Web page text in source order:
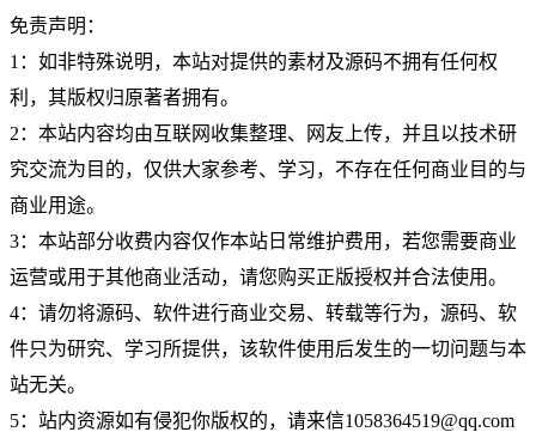
免责声明：
1：如非特殊说明，本站对提供的素材及源码不拥有任何权
利，其版权归原著者拥有。
2：本站内容均由互联网收集整理、网友上传，并且以技术研
究交流为目的，仅供大家参考、学习，不存在任何商业目的与
商业用途。
3：本站部分收费内容仅作本站日常维护费用，若您需要商业
运营或用于其他商业活动，请您购买正版授权并合法使用。
4：请勿将源码、软件进行商业交易、转载等行为，源码、软
件只为研究、学习所提供，该软件使用后发生的一切问题与本
站无关。
5：站内资源如有侵犯你版权的，请来信1058364519@qq.com